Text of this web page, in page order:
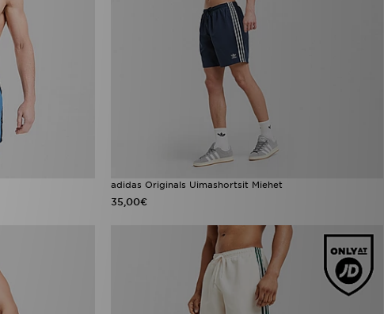
adidas Originals Uimashortsit Miehet
35,00€